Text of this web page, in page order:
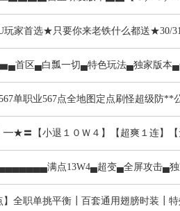
家首选★只要你来老铁什么都送★30/
首区▄白瓢一切▄特色玩法▄独家版本
单职业567点全地图定点刷怪超级防**
〓【小退１０Ｗ４】【超爽１连】
▄▄▄▄▄▄▄满点13W4▄超变▄全屏攻击▄
】全职单挑平衡┃百套通用翅膀时装